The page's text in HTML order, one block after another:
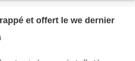
et offert le we dernier